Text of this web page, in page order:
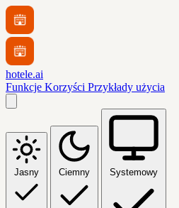
hotele.ai
Funkcje Korzyści Przykłady użycia
Jasny Ciemny Systemowy